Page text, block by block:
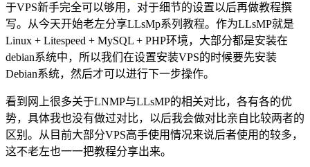
于VPS新手完全可以够用，对于细节的设置以后再做教程撰
写。从今天开始老左分享LLsMp系列教程。作为LLsMP就是
Linux + Litespeed + MySQL + PHP环境，大部分都是安装在
debian系统中，所以我们在设置安装VPS的时候要先安装
Debian系统，然后才可以进行下一步操作。
看到网上很多关于LNMP与LLsMP的相关对比，各有各的优
势，具体我也没有做过对比，以后我会做对比亲自比较两者的
区别。从目前大部分VPS高手使用情况来说后者使用的较多，
这不老左也一一把教程分享出来。